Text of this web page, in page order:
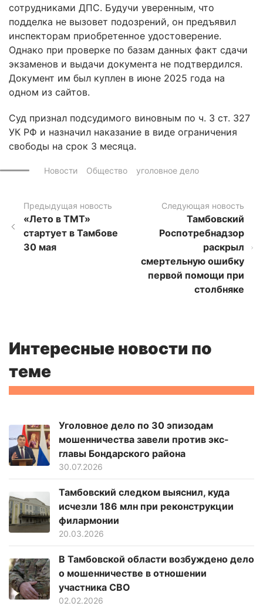
сотрудниками ДПС. Будучи уверенным, что
подделка не вызовет подозрений, он предъявил
инспекторам приобретенное удостоверение.
Однако при проверке по базам данных факт сдачи
экзаменов и выдачи документа не подтвердился.
Документ им был куплен в июне 2025 года на
одном из сайтов.
Суд признал подсудимого виновным по ч. 3 ст. 327
УК РФ и назначил наказание в виде ограничения
свободы на срок 3 месяца.
Новости Общество уголовное дело
Предыдущая новость
«Лето в ТМТ»
стартует в Тамбове
30 мая
Следующая новость
Тамбовский
Роспотребнадзор
раскрыл
смертельную ошибку
первой помощи при
столбняке
Интересные новости по
теме
Уголовное дело по 30 эпизодам
мошенничества завели против экс-
главы Бондарского района
30.07.2026
Тамбовский следком выяснил, куда
исчезли 186 млн при реконструкции
филармонии
20.03.2026
В Тамбовской области возбуждено дело
о мошенничестве в отношении
участника СВО
02.02.2026